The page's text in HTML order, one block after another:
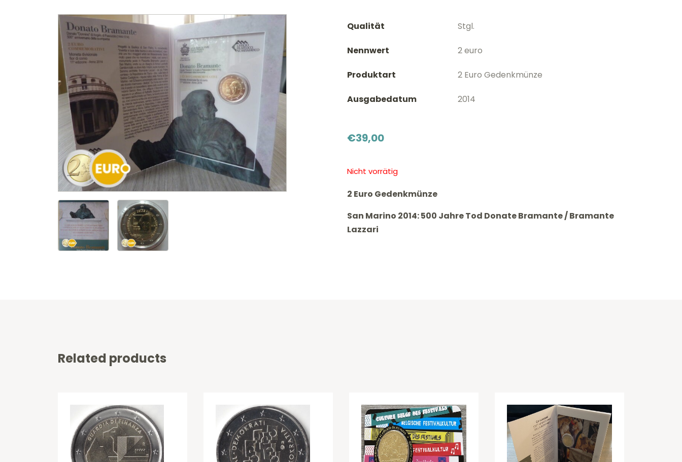
Qualität Stgl.
Nennwert 2 euro
Produktart 2 Euro Gedenkmünze
Ausgabedatum 2014
€39,00
Nicht vorrätig
2 Euro Gedenkmünze
San Marino 2014: 500 Jahre Tod Donate Bramante / Bramante
Lazzari
Related products